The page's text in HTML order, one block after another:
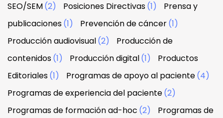
SEO/SEM(2) Posiciones Directivas(1)
Prensa y
publicaciones(1) Prevención de cáncer(1)
Producción audiovisual(2)
Producción de
contenidos(1) Producción digital(1)
Productos
Editoriales(1) Programas de apoyo al paciente(4)
Programas de experiencia del paciente(2)
Programas de formación ad-hoc (2) Programas de